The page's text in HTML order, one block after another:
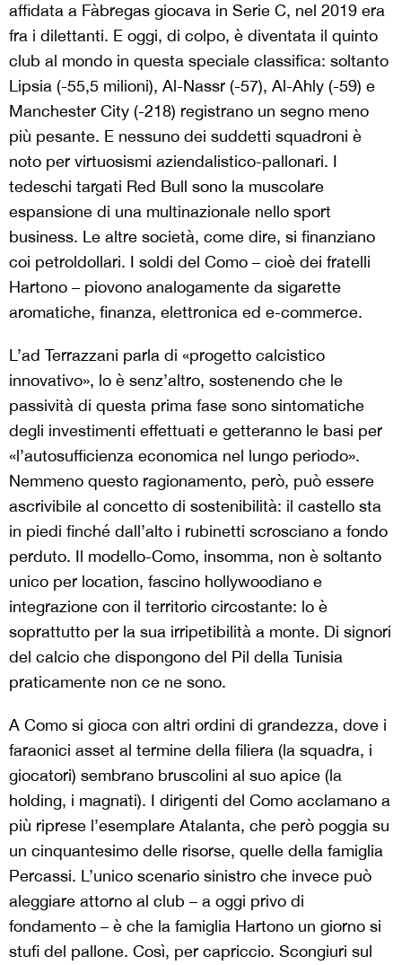
affidata a Fàbregas giocava in Serie C, nel 2019 era
fra i dilettanti. E oggi, di colpo, è diventata il quinto
club al mondo in questa speciale classifica: soltanto
Lipsia (-55,5 milioni), Al-Nassr (-57), Al-Ahly (-59) e
Manchester City (-218) registrano un segno meno
più pesante. E nessuno dei suddetti squadroni è
noto per virtuosismi aziendalistico-pallonari. I
tedeschi targati Red Bull sono la muscolare
espansione di una multinazionale nello sport
business. Le altre società, come dire, si finanziano
coi petroldollari. I soldi del Como – cioè dei fratelli
Hartono – piovono analogamente da sigarette
aromatiche, finanza, elettronica ed e-commerce.
L’ad Terrazzani parla di «progetto calcistico
innovativo», lo è senz’altro, sostenendo che le
passività di questa prima fase sono sintomatiche
degli investimenti effettuati e getteranno le basi per
«l’autosufficienza economica nel lungo periodo».
Nemmeno questo ragionamento, però, può essere
ascrivibile al concetto di sostenibilità: il castello sta
in piedi finché dall’alto i rubinetti scrosciano a fondo
perduto. Il modello-Como, insomma, non è soltanto
unico per location, fascino hollywoodiano e
integrazione con il territorio circostante: lo è
soprattutto per la sua irripetibilità a monte. Di signori
del calcio che dispongono del Pil della Tunisia
praticamente non ce ne sono.
A Como si gioca con altri ordini di grandezza, dove i
faraonici asset al termine della filiera (la squadra, i
giocatori) sembrano bruscolini al suo apice (la
holding, i magnati). I dirigenti del Como acclamano a
più riprese l’esemplare Atalanta, che però poggia su
un cinquantesimo delle risorse, quelle della famiglia
Percassi. L’unico scenario sinistro che invece può
aleggiare attorno al club – a oggi privo di
fondamento – è che la famiglia Hartono un giorno si
stufi del pallone. Così, per capriccio. Scongiuri sul